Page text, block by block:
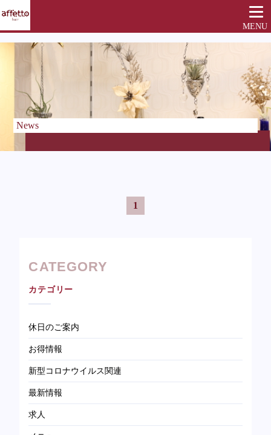
MENU
News
1
CATEGORY
カテゴリー
休日のご案内
お得情報
新型コロナウイルス関連
最新情報
求人